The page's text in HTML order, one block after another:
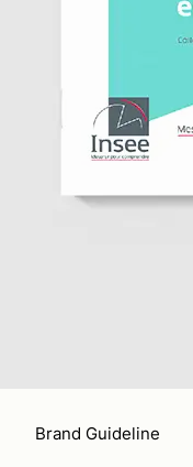
Brand Guideline